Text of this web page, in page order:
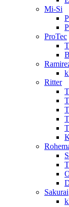
Mi-Si
ProTec
Ritter
Sakurai